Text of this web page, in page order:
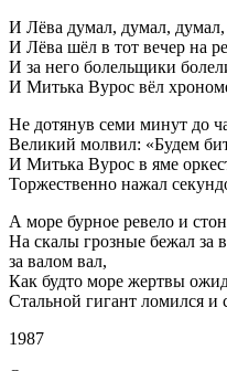
И Лёва думал, думал,
И Лёва шёл в тот вечер на
И за него болельщики
И Митька Вурос вёл
Не дотянув семи минут до
Великий молвил: «Будем
И Митька Вурос в яме
Торжественно нажал
А море бурное ревело и
На скалы грозные бежал за
за валом вал,
Как будто море жертвы
Стальной гигант ломился и
1987